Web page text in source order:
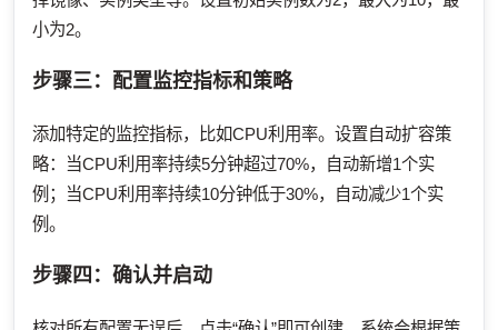
小为2。
步骤三：配置监控指标和策略
添加特定的监控指标，比如CPU利用率。设置自动扩容策
略：当CPU利用率持续5分钟超过70%，自动新增1个实
例；当CPU利用率持续10分钟低于30%，自动减少1个实
例。
步骤四：确认并启动